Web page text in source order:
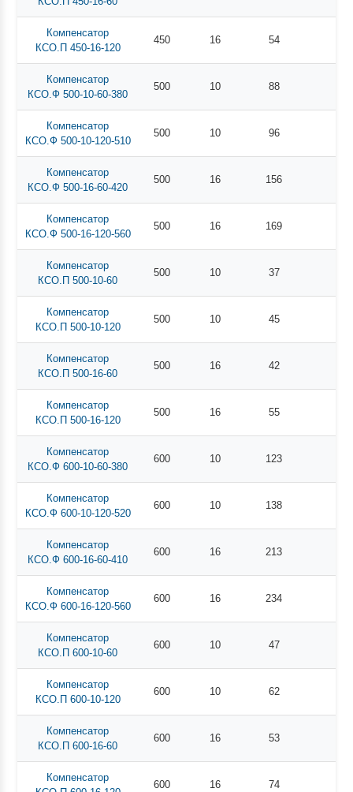
Компенсатор
КСО.П 450-16-120
450 16 54
Компенсатор
КСО.Ф 500-10-60-380
500 10 88
Компенсатор
КСО.Ф 500-10-120-510
500 10 96
Компенсатор
КСО.Ф 500-16-60-420
500 16 156
Компенсатор
КСО.Ф 500-16-120-560
500 16 169
Компенсатор
КСО.П 500-10-60
500 10 37
Компенсатор
КСО.П 500-10-120
500 10 45
Компенсатор
КСО.П 500-16-60
500 16 42
Компенсатор
КСО.П 500-16-120
500 16 55
Компенсатор
КСО.Ф 600-10-60-380
600 10 123
Компенсатор
КСО.Ф 600-10-120-520
600 10 138
Компенсатор
КСО.Ф 600-16-60-410
600 16 213
Компенсатор
КСО.Ф 600-16-120-560
600 16 234
Компенсатор
КСО.П 600-10-60
600 10 47
Компенсатор
КСО.П 600-10-120
600 10 62
Компенсатор
КСО.П 600-16-60
600 16 53
Компенсатор
600 16 74